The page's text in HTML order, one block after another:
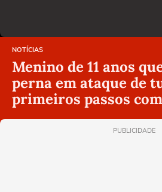
NOTÍCIAS
Menino de 11 anos
perna em ataque de
primeiros passos
PUBLICIDADE